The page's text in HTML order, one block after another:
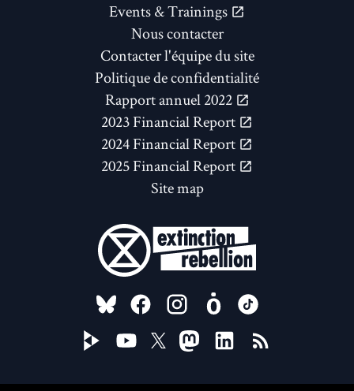
Events & Trainings
Nous contacter
Contacter l'équipe du site
Politique de confidentialité
Rapport annuel 2022
2023 Financial Report
2024 Financial Report
2025 Financial Report
Site map
FOLLOW US ON